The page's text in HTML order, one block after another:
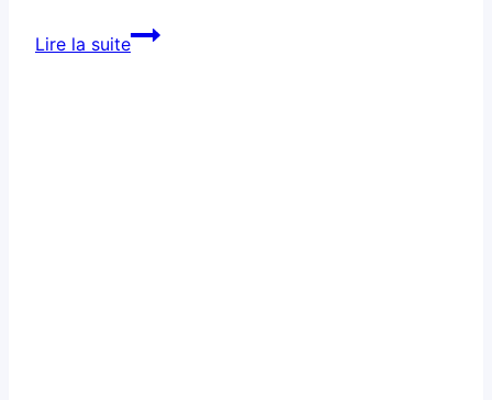
Lire la suiteComment